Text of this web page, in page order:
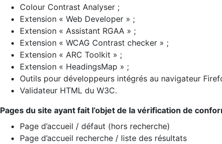
Colour Contrast Analyser ;
Extension « Web Developer » ;
Extension « Assistant RGAA » ;
Extension « WCAG Contrast checker » ;
Extension « ARC Toolkit » ;
Extension « HeadingsMap » ;
Outils pour développeurs intégrés au navigateur
Validateur HTML du W3C.
Pages du site ayant fait l’objet de la vérification de
Page d’accueil / défaut (hors recherche)
Page d’accueil recherche / liste des résultats